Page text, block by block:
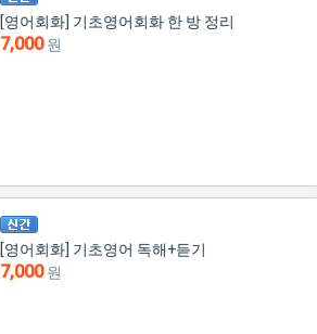
[영어회화] 기초영어회화 한 방 정리
7,000원
[영어회화] 기초영어 독해+듣기
7,000원